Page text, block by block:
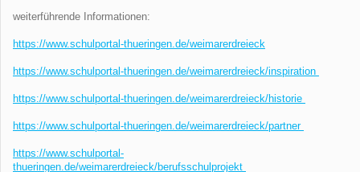
weiterführende Informationen:
https://www.schulportal-thueringen.de/weimarerdreieck
https://www.schulportal-thueringen.de/weimarerdreieck/inspiration
https://www.schulportal-thueringen.de/weimarerdreieck/historie
https://www.schulportal-thueringen.de/weimarerdreieck/partner
https://www.schulportal-
thueringen.de/weimarerdreieck/berufsschulprojekt